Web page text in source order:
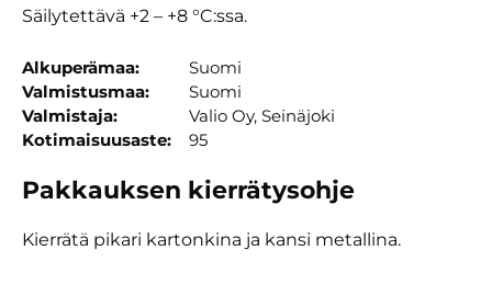
Säilytettävä +2 – +8 °C:ssa.
Alkuperämaa
Suomi
Valmistusmaa
Suomi
Valmistaja
Valio Oy, Seinäjoki
Kotimaisuusaste
95
Pakkauksen kierrätysohje
Kierrätä pikari kartonkina ja kansi metallina.